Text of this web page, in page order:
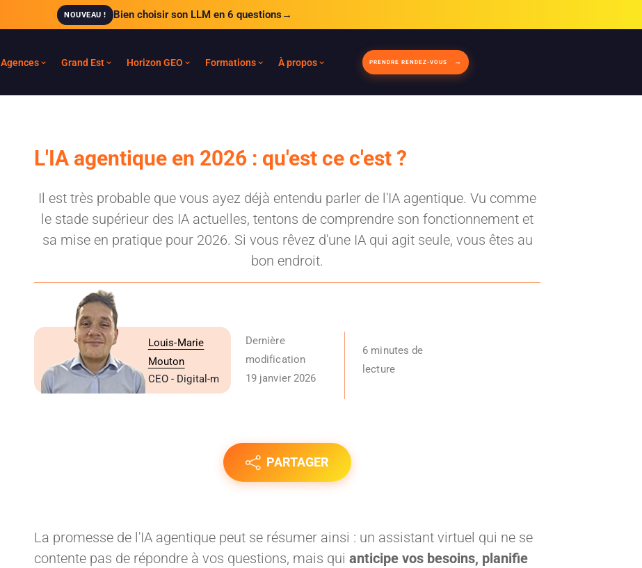
NOUVEAU ! Bien choisir son LLM en 6 questions →
Agences Grand Est Horizon GEO Formations À propos PRENDRE RENDEZ-VOUS
L'IA agentique en 2026 : qu'est ce c'est ?
Il est très probable que vous ayez déjà entendu parler de l'IA agentique. Vu comme
le stade supérieur des IA actuelles, tentons de comprendre son fonctionnement et
sa mise en pratique pour 2026. Si vous rêvez d'une IA qui agit seule, vous êtes au
bon endroit.
Louis-Marie
Mouton
CEO - Digital-m
Dernière
modification
19 janvier 2026
6 minutes de
lecture
PARTAGER
La promesse de l'IA agentique peut se résumer ainsi : un assistant virtuel qui ne se
contente pas de répondre à vos questions, mais quianticipe vos besoins, planifie